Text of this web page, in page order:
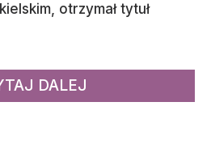
otrzymał tytuł
DALEJ